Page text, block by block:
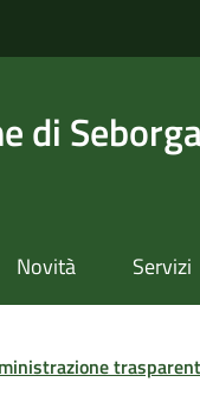
di
Novità Servizi